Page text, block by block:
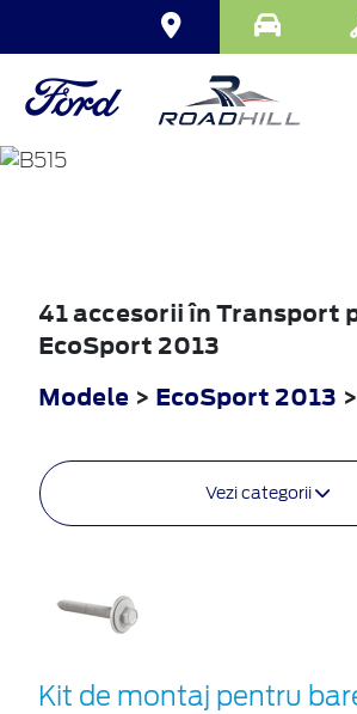
ECOSPORT
41 accesorii în Transport
EcoSport 2013
Modele > EcoSport 2013 >
Vezi categorii
Kit de montaj pentru